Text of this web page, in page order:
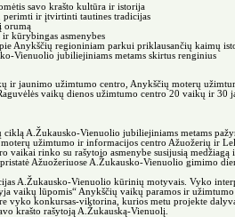
savo krašto kultūra ir istorija
perimti ir įtvirtinti tautines tradicijas
orumą
kūrybingas asmenybes
Anykščių regioniniam parkui priklausančių kaimų
Vienuolio jubiliejiniams metams skirtus renginius
ir jaunimo užimtumo centro, Anykščių moterų
vaikų dienos užimtumo centro 20 vaikų ir 30
A.Žukausko-Vienuolio jubiliejiniams metams
užimtumo ir informacijos centro Ažuožerių ir
vaikai rinko su rašytojo asmenybe susijusią
Ažuožeriuose A.Žukausko-Vienuolio gimimo
A.Žukausko-Vienuolio kūrinių motyvais. Vyko
vaikų lūpomis“ Anykščių vaikų paramos ir užimtumo
vyko konkursas-viktorina, kurios metu projekte
krašto rašytoją A.Žukauską-Vienuolį.